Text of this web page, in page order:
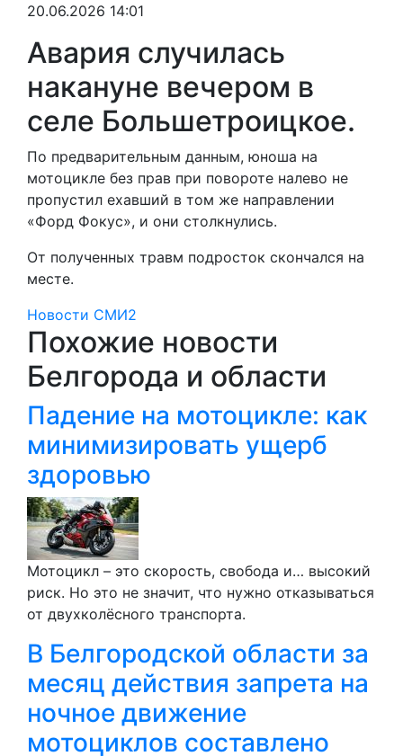
20.06.2026 14:01
Авария случилась
накануне вечером в
селе Большетроицкое.
По предварительным данным, юноша на
мотоцикле без прав при повороте налево не
пропустил ехавший в том же направлении
«Форд Фокус», и они столкнулись.
От полученных травм подросток скончался на
месте.
Новости СМИ2
Похожие новости
Белгорода и области
Падение на мотоцикле: как
минимизировать ущерб
здоровью
Мотоцикл – это скорость, свобода и… высокий
риск. Но это не значит, что нужно отказываться
от двухколёсного транспорта.
В Белгородской области за
месяц действия запрета на
ночное движение
мотоциклов составлено